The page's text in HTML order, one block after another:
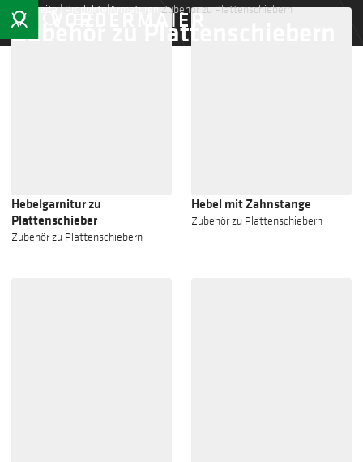
Startseite|Produkte|Armaturen|Zubehör zu Plattenschiebern
Zubehör zu Plattenschiebern
Hebelgarnitur zu
Plattenschieber
Zubehör zu Plattenschiebern
Hebel mit Zahnstange
Zubehör zu Plattenschiebern